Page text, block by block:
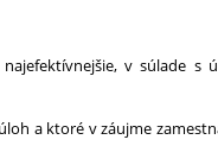
v súlade s
a ktoré v záujme